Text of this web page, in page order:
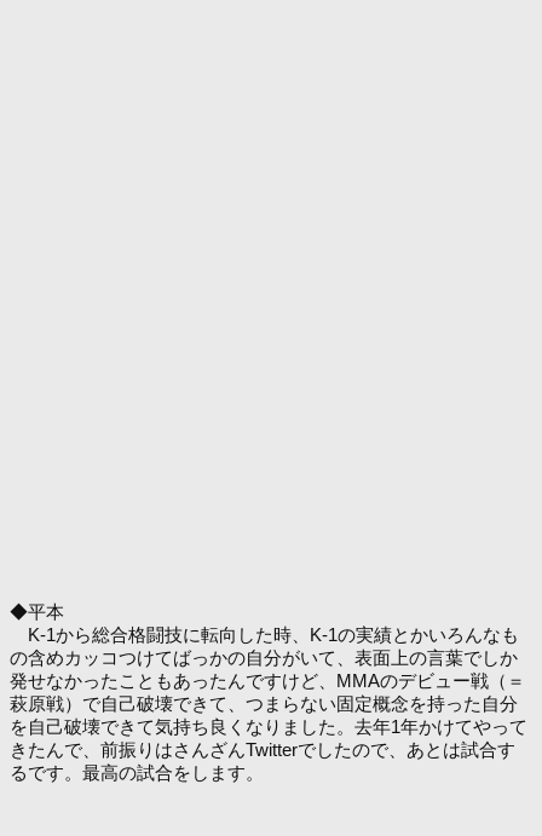
◆平本
K-1から総合格闘技に転向した時、K-1の実績とかいろんなも
の含めカッコつけてばっかの自分がいて、表面上の言葉でしか
発せなかったこともあったんですけど、MMAのデビュー戦（＝
萩原戦）で自己破壊できて、つまらない固定概念を持った自分
を自己破壊できて気持ち良くなりました。去年1年かけてやって
きたんで、前振りはさんざんTwitterでしたので、あとは試合す
るです。最高の試合をします。